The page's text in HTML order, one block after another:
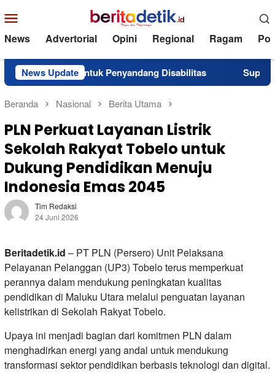
ke
kontenMobile
News Advertorial Opini Regional Ragam
News Update
untuk Penyandang Disabilitas Superintendent
Beranda Nasional Berita Utama
PLN Perkuat Layanan Listrik
Sekolah Rakyat Tobelo untuk
Dukung Pendidikan Menuju
Indonesia Emas 2045
Tim Redaksi
24 Juni 2026
Beritadetik.id – PT PLN (Persero) Unit Pelaksana
Pelayanan Pelanggan (UP3) Tobelo terus memperkuat
perannya dalam mendukung peningkatan kualitas
pendidikan di Maluku Utara melalui penguatan layanan
kelistrikan di Sekolah Rakyat Tobelo.
Upaya ini menjadi bagian dari komitmen PLN dalam
menghadirkan energi yang andal untuk mendukung
transformasi sektor pendidikan berbasis teknologi dan digital.